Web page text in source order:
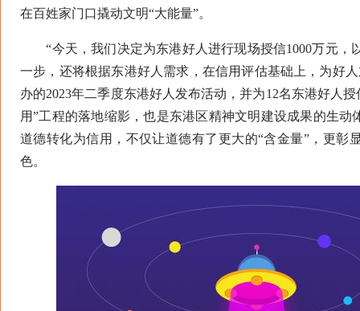
在百姓家门口撬动文明“大能量”。
“今天，我们决定为东港好人进行现场授信1000万元，
一步，还将根据东港好人需求，在信用评估基础上，为好
办的2023年二季度东港好人发布活动，并为12名东港好人
用”工程的落地缩影，也是东港区精神文明建设成果的生动
道德转化为信用，不仅让道德有了更大的“含金量”，更彰
色。